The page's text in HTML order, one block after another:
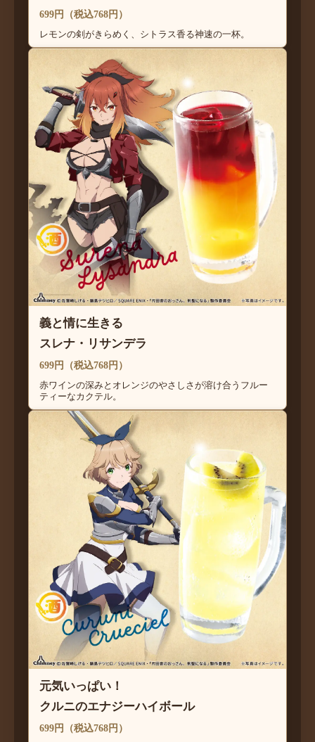
699円（税込768円）
レモンの剣がきらめく、シトラス香る神速の一杯。
義と情に生きる
スレナ・リサンデラ
699円（税込768円）
赤ワインの深みとオレンジのやさしさが溶け合うフルー
ティーなカクテル。
元気いっぱい！
クルニのエナジーハイボール
699円（税込768円）